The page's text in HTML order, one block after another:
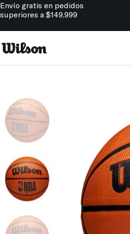
Envío gratis en pedidos
superiores a $149.999